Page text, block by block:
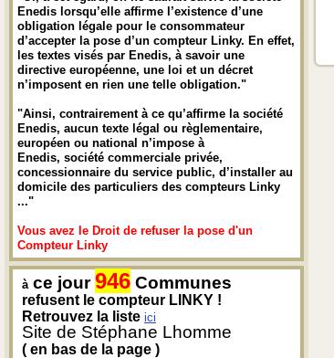
Enedis lorsqu’elle affirme l’existence d’une
obligation légale pour le consommateur
d’accepter la pose d’un compteur Linky. En effet,
les textes visés par Enedis, à savoir une
directive européenne, une loi et un décret
n’imposent en rien une telle obligation."
"Ainsi, contrairement à ce qu’affirme la société
Enedis, aucun texte légal ou règlementaire,
européen ou national n’impose à
Enedis, société commerciale privée,
concessionnaire du service public, d’installer au
domicile des particuliers des compteurs Linky
..."
Vous avez le Droit de refuser la pose d'un
Compteur Linky
à ce jour946 Communes
refusent le compteur LINKY !
Retrouvez la liste ici
Site de Stéphane Lhomme
( en bas de la page )